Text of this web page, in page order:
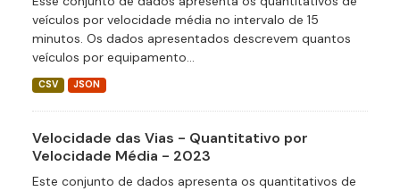
veículos por velocidade média no intervalo de 15
minutos. Os dados apresentados descrevem quantos
veículos por equipamento...
CSV JSON
Velocidade das Vias - Quantitativo por
Velocidade Média - 2023
Este conjunto de dados apresenta os quantitativos de